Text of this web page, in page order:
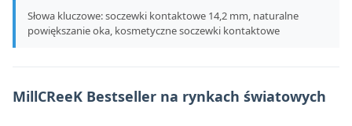
Słowa kluczowe: soczewki kontaktowe 14,2 mm, naturalne
powiększanie oka, kosmetyczne soczewki kontaktowe
MillCReeK Bestseller na rynkach światowych